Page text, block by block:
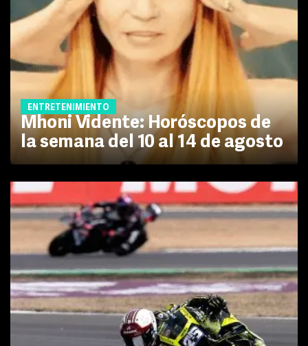
ENTRETENIMIENTO
Mhoni Vidente: Horóscopos de
la semana del 10 al 14 de agosto